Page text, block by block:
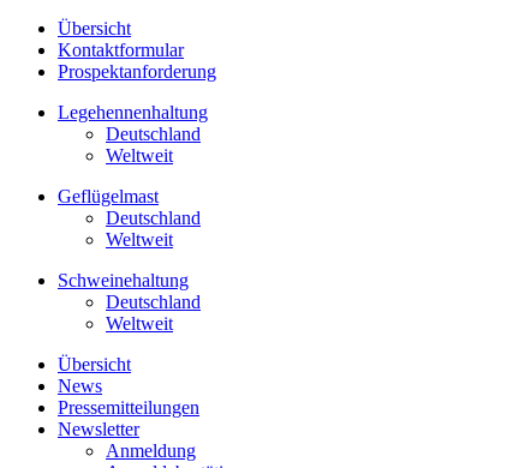
Übersicht
Kontaktformular
Prospektanforderung
Legehennenhaltung
Deutschland
Weltweit
Geflügelmast
Deutschland
Weltweit
Schweinehaltung
Deutschland
Weltweit
Übersicht
News
Pressemitteilungen
Newsletter
Anmeldung